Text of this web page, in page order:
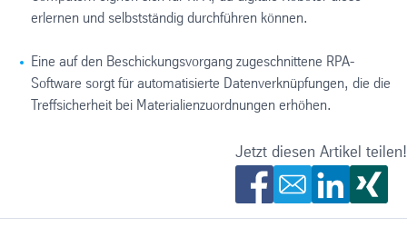
erlernen und selbstständig durchführen können.
Eine auf den Beschickungsvorgang zugeschnittene RPA-
Software sorgt für automatisierte Datenverknüpfungen, die die
Treffsicherheit bei Materialienzuordnungen erhöhen.
Jetzt diesen Artikel teilen!